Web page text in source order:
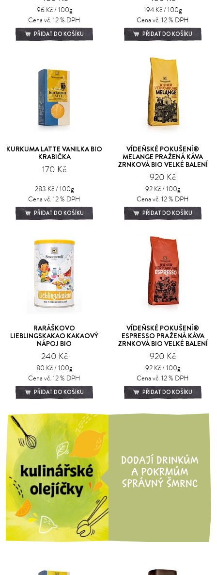
96 Kč / 100g
Cena vč. 12 % DPH
PŘIDAT DO KOŠÍKU
194 Kč / 100g
Cena vč. 12 % DPH
PŘIDAT DO KOŠÍKU
KURKUMA LATTE VANILKA BIO
KRABIČKA
170 Kč
283 Kč / 100g
Cena vč. 12 % DPH
PŘIDAT DO KOŠÍKU
VÍDEŇSKÉ POKUŠENÍ®
MELANGE PRAŽENÁ KÁVA
ZRNKOVÁ BIO VELKÉ BALENÍ
920 Kč
92 Kč / 100g
Cena vč. 12 % DPH
PŘIDAT DO KOŠÍKU
RARÁŠKOVO
LIEBLINGSKAKAO KAKAOVÝ
NÁPOJ BIO
240 Kč
80 Kč / 100g
Cena vč. 12 % DPH
PŘIDAT DO KOŠÍKU
VÍDEŇSKÉ POKUŠENÍ®
ESPRESSO PRAŽENÁ KÁVA
ZRNKOVÁ BIO VELKÉ BALENÍ
920 Kč
92 Kč / 100g
Cena vč. 12 % DPH
PŘIDAT DO KOŠÍKU
DODAJÍ DRINKŮM
A POKRMŮM
SPRÁVNÝ ŠMRNC